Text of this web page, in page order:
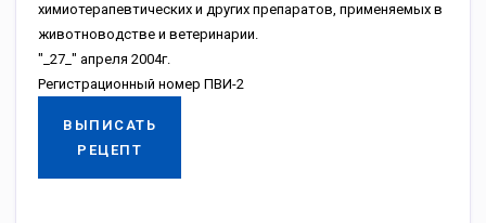
химиотерапевтических и других препаратов, применяемых в
животноводстве и ветеринарии.
"_27_" апреля 2004г.
Регистрационный номер ПВИ-2
ВЫПИСАТЬ
РЕЦЕПТ